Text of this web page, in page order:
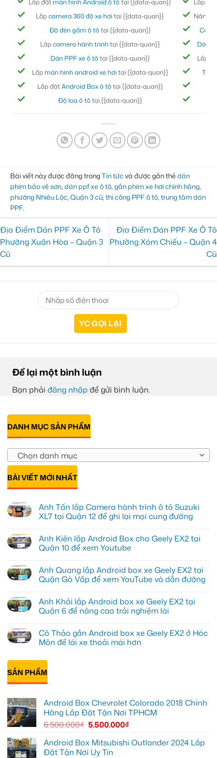
Lắpcamera 360 độ xe hơi tại {{data-quan}}
Độ đèn gầm ô tôtại {{data-quan}}
Lắpcamera hành trình tại {{data-quan}}
Dán PPF xe ô tôtại {{data-quan}}
Lắp màn hình android xe hơi tại {{data-quan}}
Lắp đặtAndroid Box ô tôtại {{data-quan}}
Độ loa ô tôtại {{data-quan}}
Nâng
Dán
Lắp
Bài viết này được đăng trongTin tứcvà được gắn thẻ dán
phim bảo vệ sơn dán ppf xe ô tô gắn phim xe hơi chính hãng
phường Nhiêu Lộc Quận 3 cũ thi công PPF ô tô trung tâm dán
PPF.
Địa Điểm Dán PPF Xe Ô Tô
Phường Xuân Hòa – Quận 3
Cũ
Địa Điểm Dán PPF Xe Ô Tô
Phường Xóm Chiếu – Quận 4
Cũ
Để lại một bình luận
Bạn phải đăng nhập để gửi bình luận.
DANH MỤC SẢN PHẨM
Chọn danh mục
BÀI VIẾT MỚI NHẤT
Anh Tấn lắp Camera hành trình ô tô Suzuki
XL7 tại Quận 12 để ghi lại mọi cung đường
bình
luận
ở
lắp
Camera
hành
tô
Suzuki
XL7
12
để
ghi
cung
đường
Anh Kiên lắp Android Box cho Geely EX2 tại
Quận 10 để xem Youtube
bình
luận
ở
lắp
Android
Box
EX2
tại
Quận
xem
Youtube
Anh Quang lắp Android box xe Geely EX2 tại
Quận Gò Vấp để xem YouTube và dẫn đường
bình
luận
ở
lắp
Android
box
EX2
tại
Quận
Gò
xem
YouTube
dẫn
đường
Anh Khải lắp Android box xe Geely EX2 tại
Quận 6 để nâng cao trải nghiệm lái
bình
luận
ở
Android
box
xe
tại
Quận
nâng
trải
nghiệm
lái
Cô Thảo gắn Android box xe Geely EX2 ở Hóc
Môn để lái xe thoải mái hơn
có
luận
ở
Cô
Android
box
Geely
EX2
Hóc
Môn
để
SẢN PHẨM
Android Box Chevrolet Colorado 2018 Chính
Hãng Lắp Đặt Tận Nơi TPHCM
6.500.000₫ 5.500.000₫
Android Box Mitsubishi Outlander 2024 Lắp
Đặt Tận Nơi Uy Tín